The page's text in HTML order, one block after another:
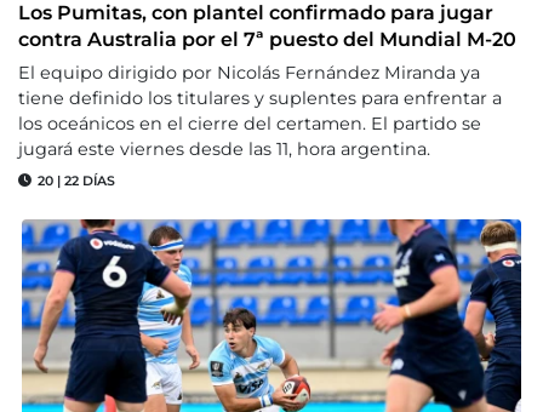
Los Pumitas, con plantel confirmado para jugar
contra Australia por el 7ª puesto del Mundial M-20
El equipo dirigido por Nicolás Fernández Miranda ya
tiene definido los titulares y suplentes para enfrentar a
los oceánicos en el cierre del certamen. El partido se
jugará este viernes desde las 11, hora argentina.
20 | 22 DÍAS